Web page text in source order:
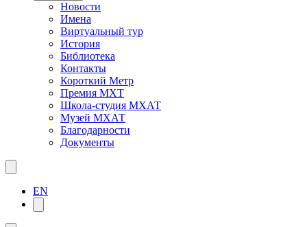
Новости
Имена
Виртуальный тур
История
Библиотека
Контакты
Короткий Метр
Премия МХТ
Школа-студия МХАТ
Музей МХАТ
Благодарности
Документы
EN